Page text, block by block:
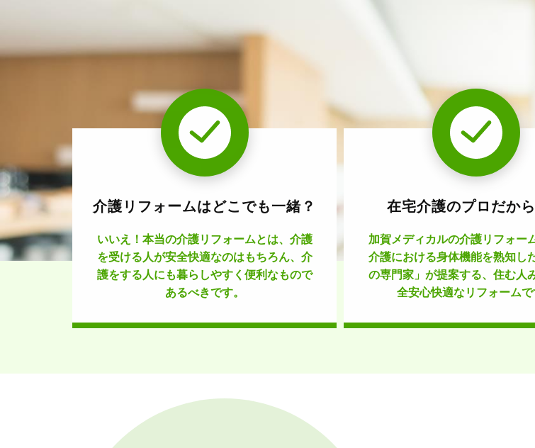
介護リフォームはどこでも一緒？
いいえ！本当の介護リフォームとは、介護
を受ける人が安全快適なのはもちろん、介
護をする人にも暮らしやすく便利なもので
あるべきです。
在宅介護のプロだか
加賀メディカルの介護リフォー
介護における身体機能を熟知し
の専門家」が提案する、住む人
全安心快適なリフォームで